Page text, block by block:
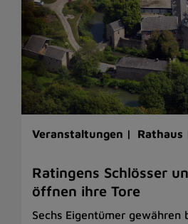
Veranstaltungen | Rathaus
Ratingens Schlösser
öffnen ihre Tore
Sechs Eigentümer gewähren